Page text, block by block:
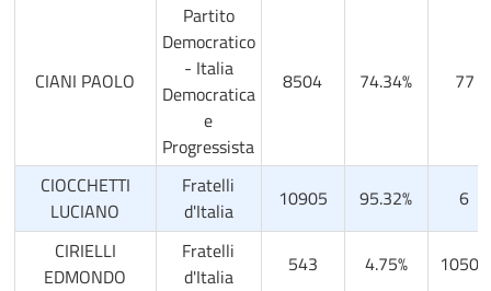
CIANI PAOLO
Partito
Democratico
- Italia
Democratica
e
Progressista
8504 74.34% 77
CIOCCHETTI
LUCIANO
Fratelli
d'Italia
10905 95.32%
6
CIRIELLI
EDMONDO
Fratelli
d'Italia
543 4.75% 10503